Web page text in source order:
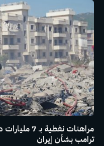
مراهنات
ترامب بشأن إيران